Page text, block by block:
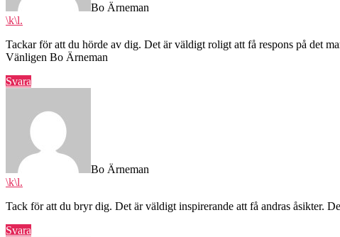
Bo Ärneman
\k\l.
Tackar för att du hörde av dig. Det är väldigt roligt att få respons på det
Vänligen Bo Ärneman
Svara
Bo Ärneman
\k\l.
Tack för att du bryr dig. Det är väldigt inspirerande att få andras åsikter.
Svara